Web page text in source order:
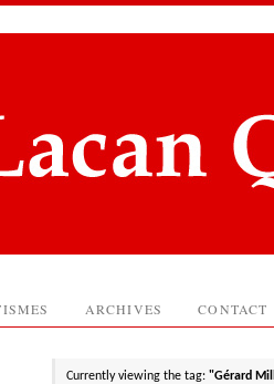
ARCHIVES CONTACT
Currently viewing the tag: "Gérard